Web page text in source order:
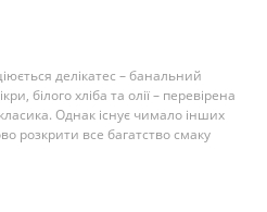
делікатес – банальний
білого хліба та олії – перевірена
Однак існує чимало інших
розкрити все багатство смаку